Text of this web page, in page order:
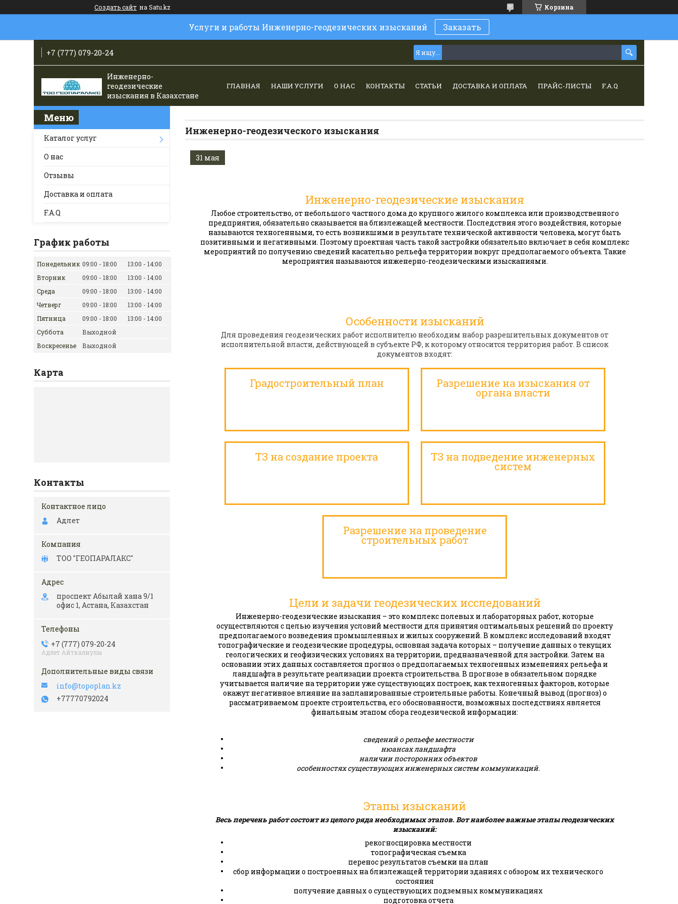
Создать сайт на Satu.kz Корзина
Услуги и работы Инженерно-геодезических изысканий Заказать
+7 (777) 079-20-24
Инженерно-
геодезические
изыскания в Казахстане
ГЛАВНАЯ НАШИ УСЛУГИ О НАС КОНТАКТЫ СТАТЬИ ДОСТАВКА И ОПЛАТА ПРАЙС-ЛИСТЫ F.A.Q
Инженерно-геодезического изыскания
31 мая
Инженерно-геодезические изыскания
Любое строительство, от небольшого частного дома до крупного жилого комплекса или производственного
предприятия, обязательно сказывается на близлежащей местности. Последствия этого воздействия, которые
называются техногенными, то есть возникшими в результате технической активности человека, могут быть
позитивными и негативными. Поэтому проектная часть такой застройки обязательно включает в себя комплекс
мероприятий по получению сведений касательно рельефа территории вокруг предполагаемого объекта. Такие
мероприятия называются инженерно-геодезическими изысканиями.
Особенности изысканий
Для проведения геодезических работ исполнителю необходим набор разрешительных документов от
исполнительной власти, действующей в субъекте РФ, к которому относится территория работ. В список
документов входят:
Градостроительный план Разрешение на изыскания от
органа власти
ТЗ на создание проекта ТЗ на подведение инженерных
систем
Разрешение на проведение
строительных работ
Цели и задачи геодезических исследований
Инженерно-геодезические изыскания – это комплекс полевых и лабораторных работ, которые
осуществляются с целью изучения условий местности для принятия оптимальных решений по проекту
предполагаемого возведения промышленных и жилых сооружений. В комплекс исследований входят
топографические и геодезические процедуры, основная задача которых – получение данных о текущих
геологических и геофизических условиях на территории, предназначенной для застройки. Затем на
основании этих данных составляется прогноз о предполагаемых техногенных изменениях рельефа и
ландшафта в результате реализации проекта строительства. В прогнозе в обязательном порядке
учитывается наличие на территории уже существующих построек, как техногенных факторов, которые
окажут негативное влияние на запланированные строительные работы. Конечный вывод (прогноз) о
рассматриваемом проекте строительства, его обоснованности, возможных последствиях является
финальным этапом сбора геодезической информации:
сведений о рельефе местности
нюансах ландшафта
наличии посторонних объектов
особенностях существующих инженерных систем коммуникаций.
Этапы изысканий
Весь перечень работ состоит из целого ряда необходимых этапов. Вот наиболее важные этапы геодезических
изысканий:
рекогносцировка местности
топографическая съемка
перенос результатов съемки на план
сбор информации о построенных на близлежащей территории зданиях с обзором их технического
состояния
получение данных о существующих подземных коммуникациях
подготовка отчета
Каталог услуг
О нас
Отзывы
Доставка и оплата
F.A.Q
График работы
Понедельник 09:00 18:00 13:00
14:00
Вторник
09:00 18:00 13:00
14:00
Среда
09:00 18:00 13:00
14:00
Четверг
09:00 18:00 13:00
14:00
Пятница
09:00 18:00 13:00
14:00
Суббота
Выходной
Воскресенье
Выходной
Карта
Контакты
Адлет
ТОО "ГЕОПАРАЛАКС"
проспект Абылай хана 9/1
офис 1, Астана, Казахстан
+7 (777) 079-20-24
Адлет Айткалиулы
info@topoplan.kz
+77770792024